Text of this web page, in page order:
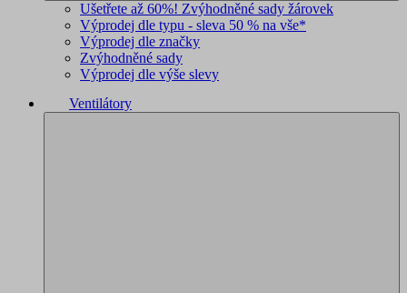
Ušetřete až 60%! Zvýhodněné sady žárovek
Výprodej dle typu - sleva 50 % na vše*
Výprodej dle značky
Zvýhodněné sady
Výprodej dle výše slevy
Ventilátory